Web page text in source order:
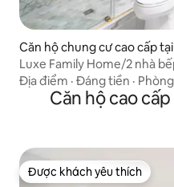
Căn hộ chung cư cao cấp
Luxe Family Home/2 nhà
Địa điểm · Đáng tiền ·
Căn hộ cao
Được khách yêu thích
Được khách yêu thích